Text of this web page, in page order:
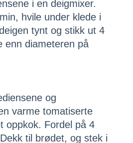
i en deigmixer.
hvile under klede i
tynt og stikk ut 4
enn diameteren på
og
varme tomatiserte
oppkok. Fordel på 4
til brødet, og stek i